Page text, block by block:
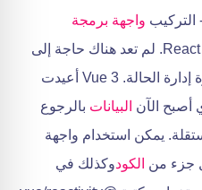
التركيب واجهة برمجة
, والتي تشبه خطافات React. لم تعد هناك حاجة إلى
Vuex، حيث يمكن للمركبات إدارة إدارة الحالة. Vue 3 أعيدت
البيانات بالرجوع
يمكن استخدام واجهة
جزء من الكودوكذلك في